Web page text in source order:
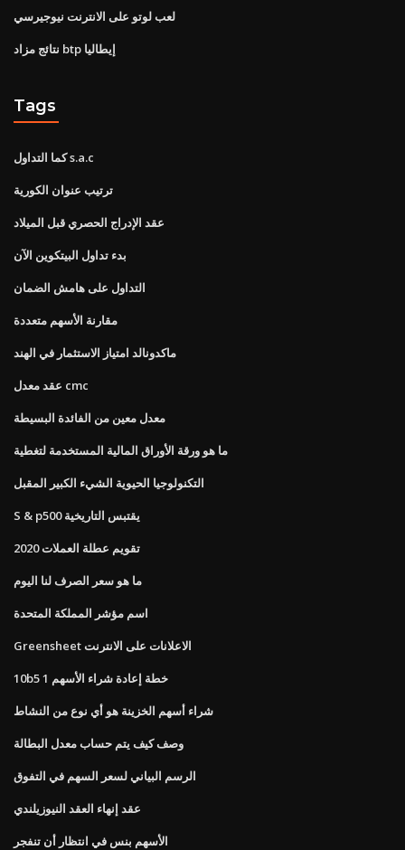
لعب لوتو على الانترنت نيوجيرسي
نتائج مزاد btp إيطاليا
Tags
كما التداول s.a.c
ترتيب عنوان الكورية
عقد الإدراج الحصري قبل الميلاد
بدء تداول البيتكوين الآن
التداول على هامش الضمان
مقارنة الأسهم متعددة
ماكدونالد امتياز الاستثمار في الهند
عقد معدل cmc
معدل معين من الفائدة البسيطة
ما هو ورقة الأوراق المالية المستخدمة لتغطية
التكنولوجيا الحيوية الشيء الكبير المقبل
S & p500 يقتبس التاريخية
تقويم عطلة العملات 2020
ما هو سعر الصرف لنا اليوم
اسم مؤشر المملكة المتحدة
Greensheet الاعلانات على الانترنت
10b5 1 خطة إعادة شراء الأسهم
شراء أسهم الخزينة هو أي نوع من النشاط
وصف كيف يتم حساب معدل البطالة
الرسم البياني لسعر السهم في التفوق
عقد إنهاء العقد النيوزيلندي
الأسهم بنس في انتظار أن تنفجر